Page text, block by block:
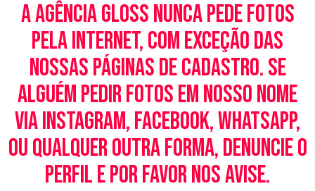
A Agência Gloss nunca pede fotos
pela Internet, com exceção das
nossas páginas de cadastro. Se
alguém pedir fotos em nosso nome
via Instagram, Facebook, WhatsApp,
ou qualquer outra forma, denuncie o
perfil e por favor nos avise.